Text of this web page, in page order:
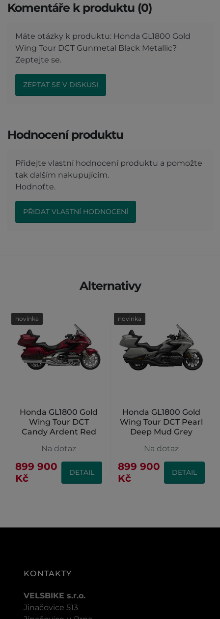
Komentáře k produktu (0)
Máte otázky k produktu: Honda GL1800 Gold
Wing Tour DCT Gunmetal Black Metallic?
Zeptejte se.
ZEPTAT SE V DISKUSI
Hodnocení produktu
Přidejte vlastní hodnocení produktu a pomožte
tak dalším nakupujícím.
Hodnoťte.
PŘIDAT VLASTNÍ HODNOCENÍ
Alternativy
Honda GL1800 Gold
Wing Tour DCT
Candy Ardent Red
novinka
Na dotaz
899 900
Kč
DETAIL
Honda GL1800 Gold
Wing Tour DCT Pearl
Deep Mud Grey
novinka
Na dotaz
899 900
Kč
DETAIL
KONTAKTY
VELSBIKE s.r.o.
Jinačovice 513